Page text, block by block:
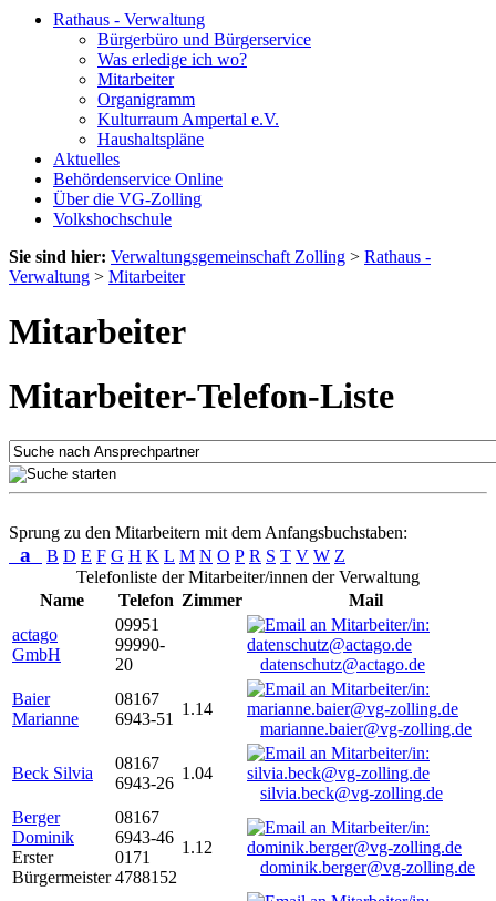
Rathaus - Verwaltung
Bürgerbüro und Bürgerservice
Was erledige ich wo?
Mitarbeiter
Organigramm
Kulturraum Ampertal e.V.
Haushaltspläne
Aktuelles
Behördenservice Online
Über die VG-Zolling
Volkshochschule
Sie sind hier: Verwaltungsgemeinschaft Zolling > Rathaus -
Verwaltung > Mitarbeiter
Mitarbeiter
Mitarbeiter-Telefon-Liste
Sprung zu den Mitarbeitern mit dem Anfangsbuchstaben:
a B D E F G H K L M N O P R S T V W Z
Telefonliste der Mitarbeiter/innen der Verwaltung
Name
Telefon Zimmer
Mail
actago
GmbH
09951
99990-
20
datenschutz@actago.de
Baier
Marianne
08167
6943-51
1.14
marianne.baier@vg-zolling.de
Beck Silvia
08167
6943-26
1.04
silvia.beck@vg-zolling.de
Berger
Dominik
Erster
Bürgermeister
08167
6943-46
0171
4788152
1.12
dominik.berger@vg-zolling.de